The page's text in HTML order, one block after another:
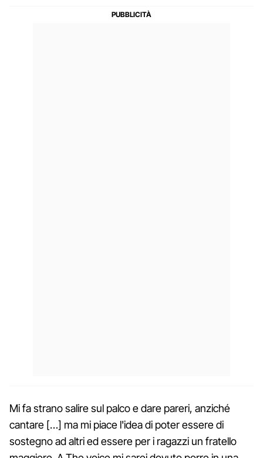
Mi fa strano salire sul palco e dare pareri, anziché
cantare […] ma mi piace l'idea di poter essere di
sostegno ad altri ed essere per i ragazzi un fratello